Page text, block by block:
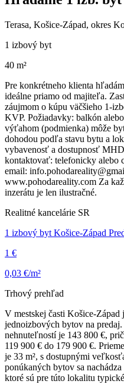
Terasa, Košice-Západ, okres
1 izbový byt
40 m²
Pre konkrétneho klienta
ideálne priamo od majiteľa.
záujmom o kúpu väčšieho 1-
KVP. Požiadavky: balkón
výťahom (podmienka) môže
dohodou podľa stavu bytu a
vybavenosť a dostupnosť
kontaktovať: telefonicky alebo
email:
www.pohodareality.com Za
inzerátu je len ilustračné.
Realitné kancelárie SR
1 izbový byt Košice-Západ
1 €
0,03 €/m²
Trhový prehľad
V mestskej časti Košice-Západ
jednoizbových bytov na
nehnuteľností je 143 800 €,
119 900 € do 179 900 €.
je 33 m², s dostupnými
ponúkaných bytov sa
ktoré sú pre túto lokalitu